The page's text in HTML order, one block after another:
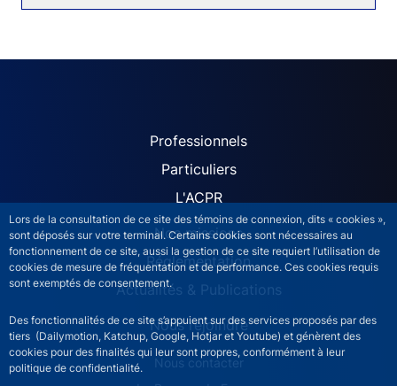
Lors de la consultation de ce site des témoins de connexion, dits « cookies »,
sont déposés sur votre terminal. Certains cookies sont nécessaires au
fonctionnement de ce site, aussi la gestion de ce site requiert l’utilisation de
cookies de mesure de fréquentation et de performance. Ces cookies requis
sont exemptés de consentement.
Des fonctionnalités de ce site s’appuient sur des services proposés par des
tiers (Dailymotion, Katchup, Google, Hotjar et Youtube) et génèrent des
cookies pour des finalités qui leur sont propres, conformément à leur
politique de confidentialité.
ACPR site navigation
Professionnels
Particuliers
L'ACPR
Nos missions
Réglementation
Actualités & Publications
Nous rejoindre
ACPR footer secondary menu (French)
Nous contacter